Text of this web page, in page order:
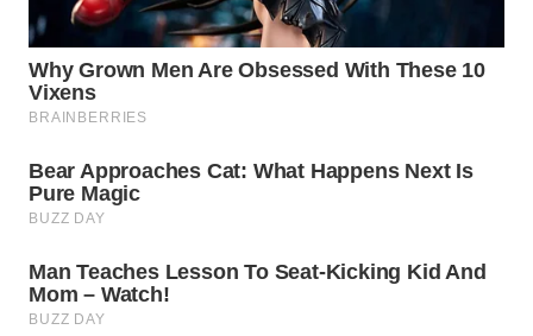
BINTAN
WN
MANDALIKA
WN
LIKUPANG
WN
LABUANBAJO